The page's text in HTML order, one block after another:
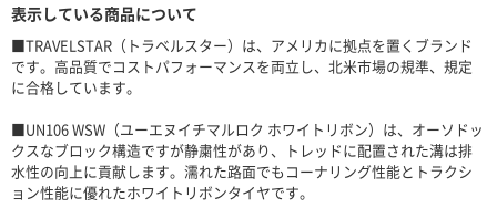
表示している商品について
■TRAVELSTAR（トラベルスター）は、アメリカに拠点を置くブランド
です。高品質でコストパフォーマンスを両立し、北米市場の規準、規定
に合格しています。
■UN106 WSW（ユーエヌイチマルロク ホワイトリボン）は、オーソドッ
クスなブロック構造ですが静粛性があり、トレッドに配置された溝は排
水性の向上に貢献します。濡れた路面でもコーナリング性能とトラクシ
ョン性能に優れたホワイトリボンタイヤです。